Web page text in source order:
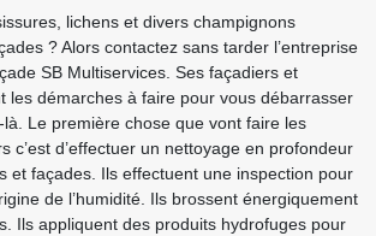
lichens et divers champignons
? Alors contactez sans tarder l’entreprise
SB Multiservices. Ses façadiers et
les démarches à faire pour vous débarrasser
Le première chose que vont faire les
c’est d’effectuer un nettoyage en profondeur
et façades. Ils effectuent une inspection pour
de l’humidité. Ils brossent énergiquement
Ils appliquent des produits hydrofuges pour